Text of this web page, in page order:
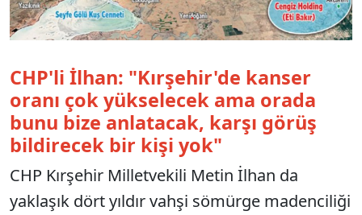
CHP'li İlhan: "Kırşehir'de kanser
oranı çok yükselecek ama orada
bunu bize anlatacak, karşı görüş
bildirecek bir kişi yok"
CHP Kırşehir Milletvekili Metin İlhan da
yaklaşık dört yıldır vahşi sömürge madenciliği